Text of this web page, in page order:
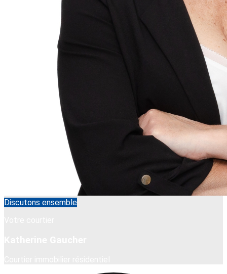
Discutons ensemble